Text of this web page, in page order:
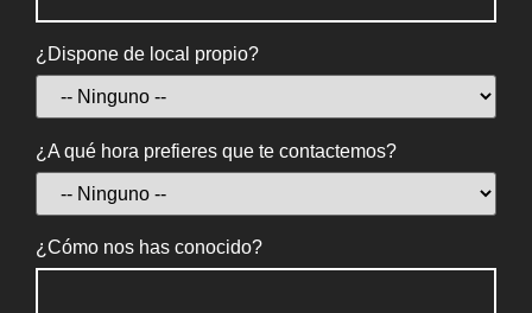
¿Dispone de local propio?
¿A qué hora prefieres que te contactemos?
¿Cómo nos has conocido?